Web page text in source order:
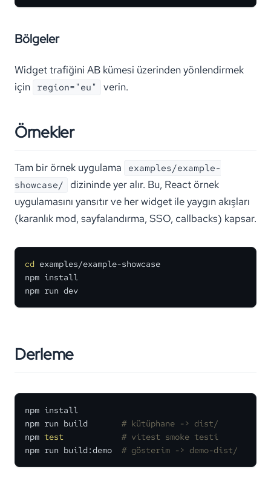
Bölgeler
Widget trafiğini AB kümesi üzerinden yönlendirmek
için region="eu" verin.
Örnekler
Tam bir örnek uygulama
examples/example-
showcase/
dizininde yer alır. Bu, React örnek
uygulamasını yansıtır ve her widget ile yaygın akışları
(karanlık mod, sayfalandırma, SSO, callbacks) kapsar.
cd examples/example-showcase
npm install
npm run dev
Derleme
npm install
npm run build # kütüphane -> dist/
npm test
# vitest smoke testi
npm run build:demo # gösterim -> demo-dist/